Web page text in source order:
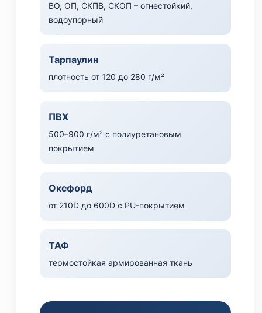
ВО, ОП, СКПВ, СКОП – огнестойкий,
водоупорный
Тарпаулин
плотность от 120 до 280 г/м²
ПВХ
500–900 г/м² с полиуретановым
покрытием
Оксфорд
от 210D до 600D с PU-покрытием
ТАФ
термостойкая армированная ткань